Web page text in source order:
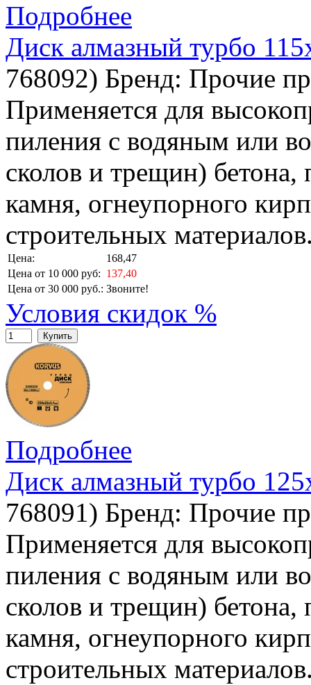
Подробнее
Диск алмазный турбо
768092) Бренд: Прочие
Применяется для
пиления с водяным или
сколов и трещин) бетона,
камня, огнеупорного
строительных
Цена:
168,47
Цена от 10 000 руб: 137,40
Цена от 30 000 руб.: Звоните!
Условия скидок %
Купить
Подробнее
Диск алмазный турбо
768091) Бренд: Прочие
Применяется для
пиления с водяным или
сколов и трещин) бетона,
камня, огнеупорного
строительных